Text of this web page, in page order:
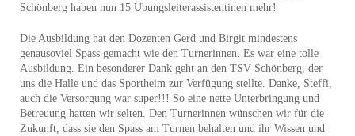
Schönberg haben nun 15 Übungsleiterassistentinen mehr!
Die Ausbildung hat den Dozenten Gerd und Birgit mindestens
genausoviel Spass gemacht wie den Turnerinnen. Es war eine tolle
Ausbildung. Ein besonderer Dank geht an den TSV Schönberg, der
uns die Halle und das Sportheim zur Verfügung stellte. Danke, Steffi,
auch die Versorgung war super!!! So eine nette Unterbringung und
Betreuung hatten wir selten. Den Turnerinnen wünschen wir für die
Zukunft, dass sie den Spass am Turnen behalten und ihr Wissen und